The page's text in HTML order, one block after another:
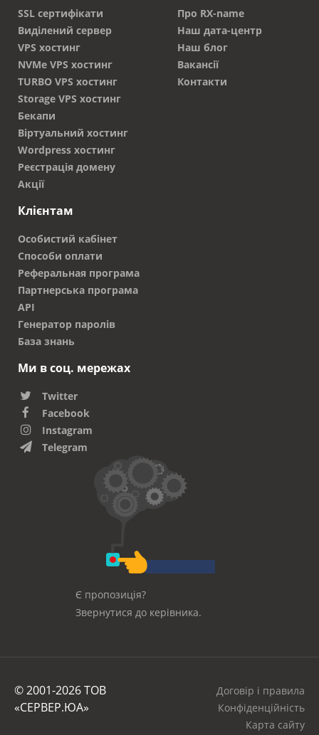
SSL сертифікати
Виділений сервер
VPS хостинг
NVMe VPS хостинг
TURBO VPS хостинг
Storage VPS хостинг
Бекапи
Віртуальний хостинг
Wordpress хостинг
Реєстрація домену
Акції
Про RX-name
Наш дата-центр
Наш блог
Вакансії
Контакти
Клієнтам
Особистий кабінет
Способи оплати
Реферальная програма
Партнерська програма
API
Генератор паролів
База знань
Ми в соц. мережах
Twitter
Facebook
Instagram
Telegram
Є пропозиція?
Звернутися до керівника.
© 2001-2026 ТОВ
«СЕРВЕР.ЮА»
Договір і правила
Конфіденційність
Карта сайту